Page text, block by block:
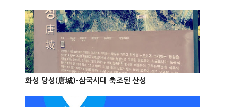
 

화성 당성(唐城)-삼국시대 축조된 산성
@Info